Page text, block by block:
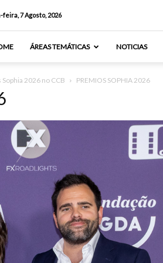
feira, 7 Agosto, 2026
ÁREAS TEMÁTICAS NOTICIAS
2026 no CCB PREMIOS SOPHIA 2026